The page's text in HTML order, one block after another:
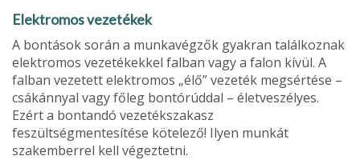
Elektromos vezetékek
A bontások során a munkavégzők gyakran találkoznak
elektromos vezetékekkel falban vagy a falon kívül. A
fal­ban vezetett elektromos „élő” vezeték megsértése –
csá­kánnyal vagy főleg bontórúddal – életveszélyes.
Ezért a bontandó vezetékszakasz
feszültségmentesítése köte­lező! Ilyen munkát
szakemberrel kell végeztetni.